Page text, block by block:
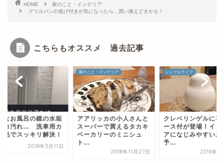
HOME
家のこと・インテリア
グリルパンの焦げ付きが気になったら…買い換えどきかも！
こちらもオススメ 過去記事
なお風呂の鏡の水垢
コ汚れ… 洗車用カ
品でスッキリ解決！
2018年3月11日
家のこと・インテリア
アアリッカの小人さんと
スーパーで買えるタカキ
ベーカリーのミニシュ
ト...
2018年11月27日
シンプルライフ
クレベリンゲルに専
ース付が登場！イン
アになじみやすい風
予...
2018年11